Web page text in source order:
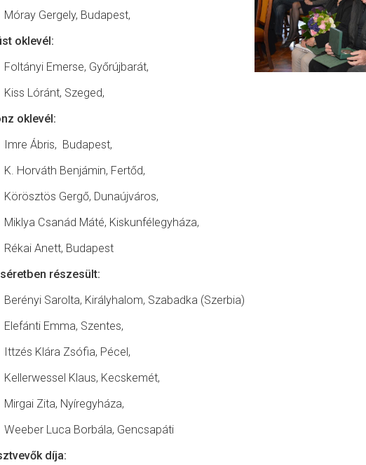
Móray Gergely, Budapest,
oklevél:
Foltányi Emerse, Győrújbarát,
Kiss Lóránt, Szeged,
oklevél:
Imre Ábris, Budapest,
K. Horváth Benjámin, Fertőd,
Körösztös Gergő, Dunaújváros,
Miklya Csanád Máté, Kiskunfélegyháza,
Rékai Anett, Budapest
részesült:
Berényi Sarolta, Királyhalom, Szabadka (Szerbia)
Elefánti Emma, Szentes,
Ittzés Klára Zsófia, Pécel,
Kellerwessel Klaus, Kecskemét,
Mirgai Zita, Nyíregyháza,
Weeber Luca Borbála, Gencsapáti
díja: